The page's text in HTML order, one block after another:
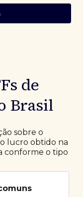
de
Brasil
sobre o
lucro obtido na
conforme o tipo